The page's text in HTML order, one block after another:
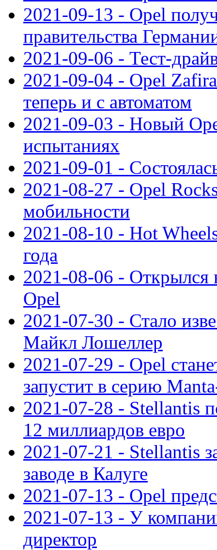
2021-09-13 - Opel
правительства
2021-09-06 - Тест-
2021-09-04 - Opel
теперь и с автоматом
2021-09-03 - Новый
испытаниях
2021-09-01 -
2021-08-27 - Opel
мобильности
2021-08-10 - Hot
года
2021-08-06 - Открылся
Opel
2021-07-30 - Стало
Майкл Лошеллер
2021-07-29 - Opel
запустит в серию
2021-07-28 - Stellantis
12 миллиардов евро
2021-07-21 - Stellantis
заводе в Калуге
2021-07-13 - Opel
2021-07-13 - У
директор